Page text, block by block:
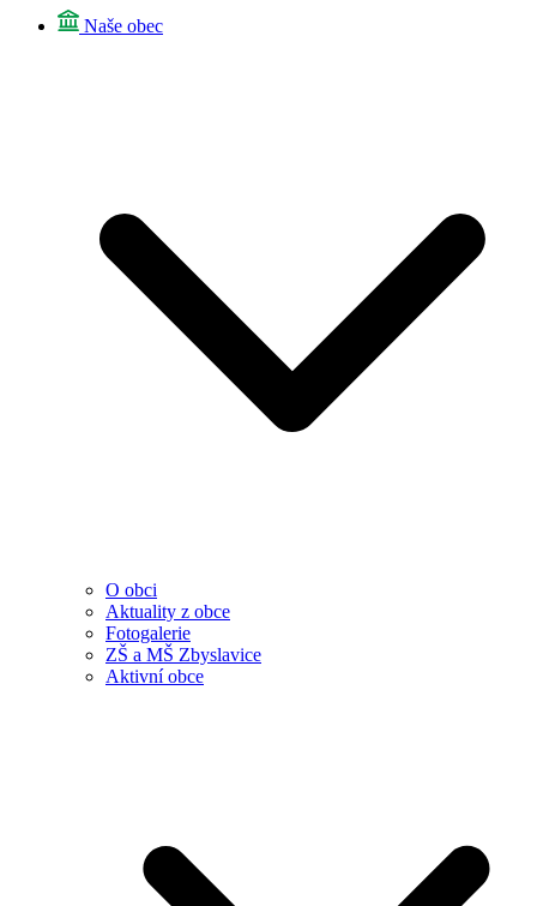
Naše obec
O obci
Aktuality z obce
Fotogalerie
ZŠ a MŠ Zbyslavice
Aktivní obce